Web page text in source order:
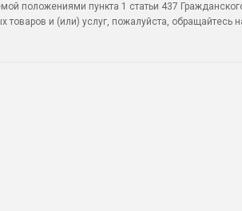
положениями пункта 1 статьи 437
товаров и (или) услуг, пожалуйста, обращайтесь